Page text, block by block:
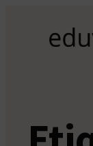
contenido